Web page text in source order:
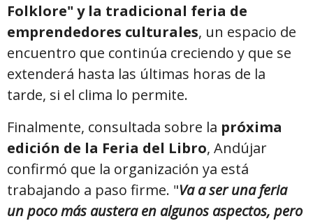
Folklore" y la tradicional feria de
emprendedores culturales, un espacio de
encuentro que continúa creciendo y que se
extenderá hasta las últimas horas de la
tarde, si el clima lo permite.
Finalmente, consultada sobre la próxima
edición de la Feria del Libro, Andújar
confirmó que la organización ya está
trabajando a paso firme. "Va a ser una feria
un poco más austera en algunos aspectos, pero